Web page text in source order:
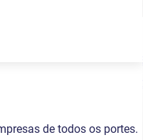
de todos os portes.